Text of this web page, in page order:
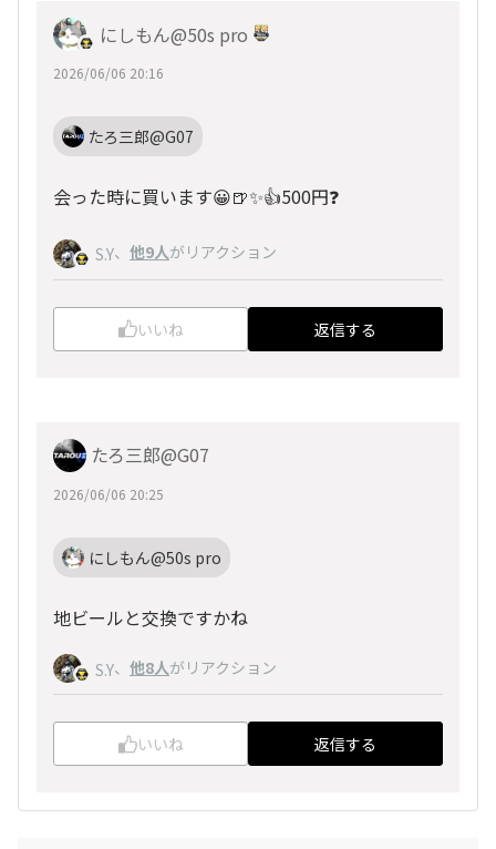
にしもん@50s pro
2026/06/06 20:16
たろ三郎@G07
会った時に買います😀🍺✨👍500円❓️
S.Y、 他9人がリアクション
いいね 返信する
たろ三郎@G07
2026/06/06 20:25
にしもん@50s pro
地ビールと交換ですかね
S.Y、 他8人がリアクション
いいね 返信する